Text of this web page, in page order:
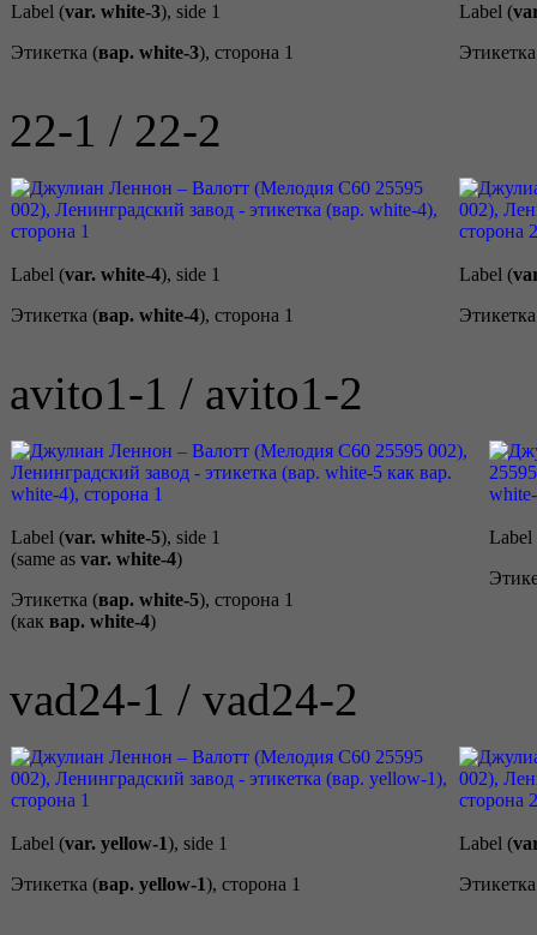
Label (var. white-3), side 1
Этикетка (вар. white-3), сторона 1
Label (
22-1 / 22-2
Label (var. white-4), side 1
Этикетка (вар. white-4), сторона 1
Label (
avito1-1 / avito1-2
Label (var. white-5), side 1
(same as var. white-4)
Этикетка (вар. white-5), сторона 1
(как вар. white-4)
Label
vad24-1 / vad24-2
Label (var. yellow-1), side 1
Этикетка (вар. yellow-1), сторона 1
Label (